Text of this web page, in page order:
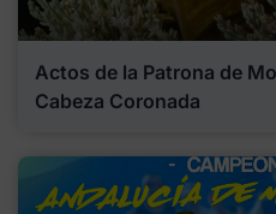
Actos de la Patrona de
Cabeza Coronada